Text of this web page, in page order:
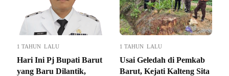
1 TAHUN LALU
Hari Ini Pj Bupati Barut
yang Baru Dilantik,
1 TAHUN LALU
Usai Geledah di Pemkab
Barut, Kejati Kalteng Sita